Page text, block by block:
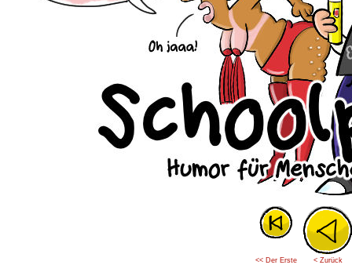
<< Der Erste < Zurück